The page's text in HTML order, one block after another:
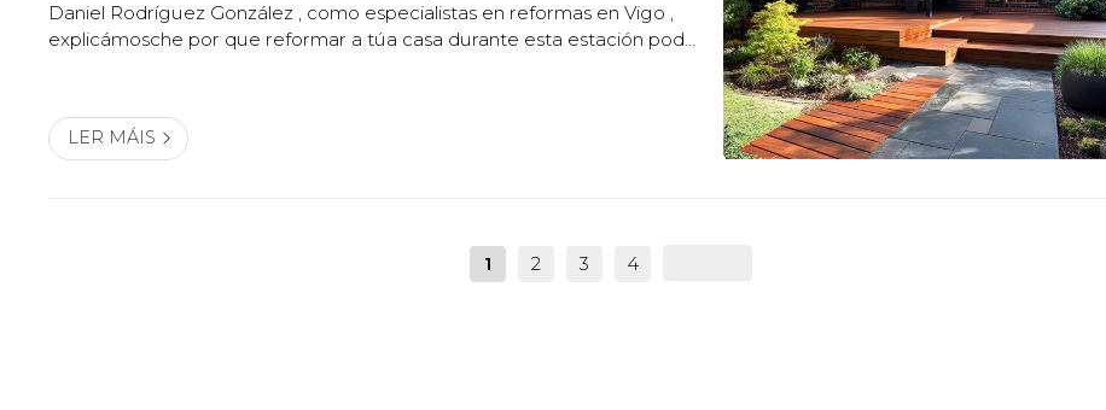
Daniel Rodríguez González , como especialistas en reformas en Vigo ,
explicámosche por que reformar a túa casa durante esta estación pode
LER MÁIS
1 2 3 4